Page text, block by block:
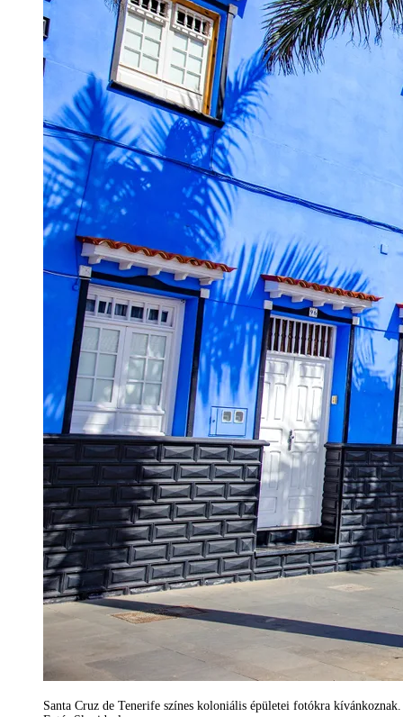
Santa Cruz de Tenerife színes koloniális épületei fotókra